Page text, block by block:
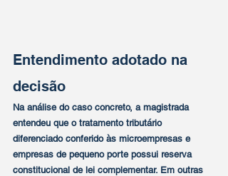
Entendimento adotado na
decisão
Na análise do caso concreto, a magistrada
entendeu que o tratamento tributário
diferenciado conferido às microempresas e
empresas de pequeno porte possui reserva
constitucional de lei complementar. Em outras